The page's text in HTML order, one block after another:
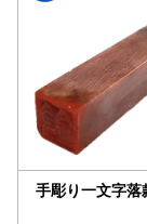
手彫り一文字落